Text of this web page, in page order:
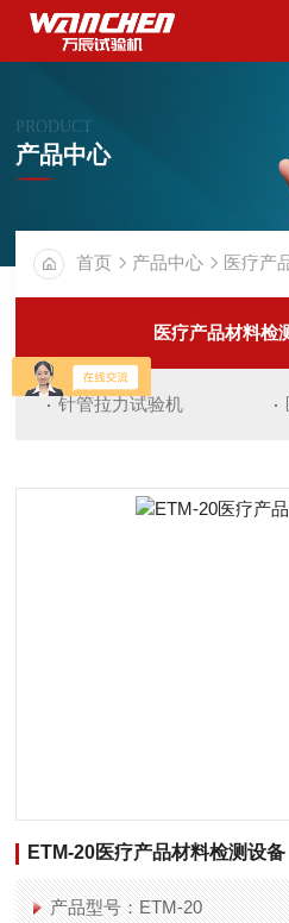
PRODUCT
产品中心
首页 产品中心 医疗产
医疗产品材料检
针管拉力试验机
ETM-20医疗产品材料检测设备
产品型号：ETM-20